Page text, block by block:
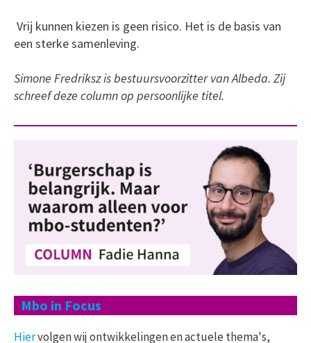
Vrij kunnen kiezen is geen risico. Het is de basis van
een sterke samenleving.
Simone Fredriksz is bestuursvoorzitter van Albeda. Zij
schreef deze column op persoonlijke titel.
Mbo in Focus
Hiervolgen wij ontwikkelingen en actuele thema's,